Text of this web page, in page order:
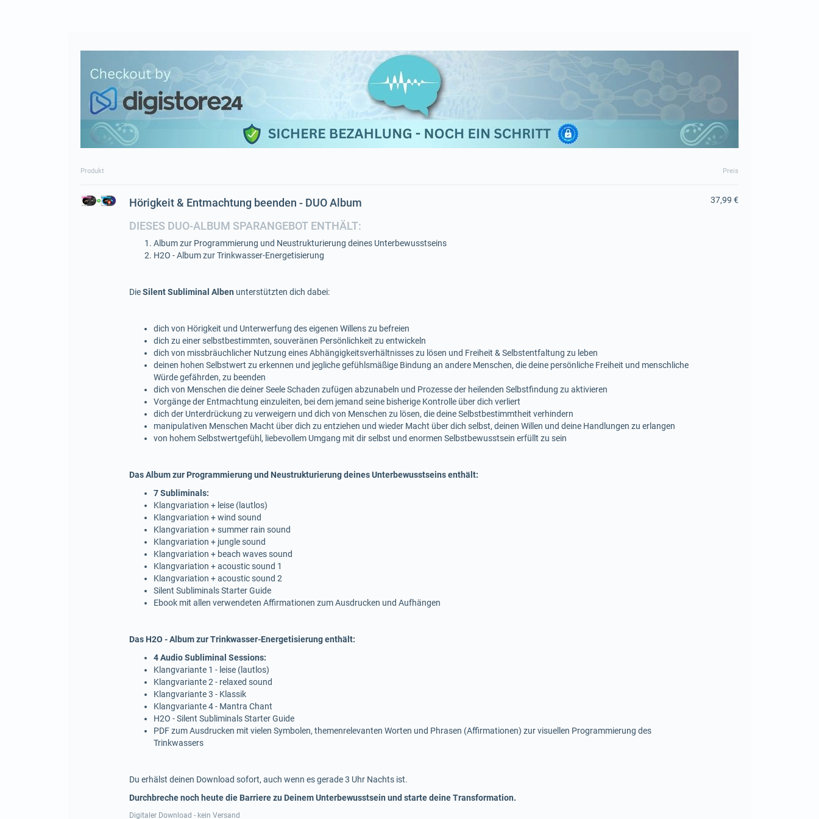
Produkt Preis
Hörigkeit & Entmachtung beenden - DUO Album
DIESES DUO-ALBUM SPARANGEBOT ENTHÄLT:
Album zur Programmierung und Neustrukturierung deines Unterbewusstseins
H2O - Album zur Trinkwasser-Energetisierung
DieSilent Subliminal Alben unterstützten dich dabei:
dich von Hörigkeit und Unterwerfung des eigenen Willens zu befreien
dich zu einer selbstbestimmten, souveränen Persönlichkeit zu entwickeln
dich von missbräuchlicher Nutzung eines Abhängigkeitsverhältnisses zu lösen und Freiheit & Selbstentfaltung zu leben
deinen hohen Selbstwert zu erkennen und jegliche gefühlsmäßige Bindung an andere Menschen, die deine persönliche Freiheit und menschliche
Würde gefährden, zu beenden
dich von Menschen die deiner Seele Schaden zufügen abzunabeln und Prozesse der heilenden Selbstfindung zu aktivieren
Vorgänge der Entmachtung einzuleiten, bei dem jemand seine bisherige Kontrolle über dich verliert
dich der Unterdrückung zu verweigern und dich von Menschen zu lösen, die deine Selbstbestimmtheit verhindern
manipulativen Menschen Macht über dich zu entziehen und wieder Macht über dich selbst, deinen Willen und deine Handlungen zu erlangen
von hohem Selbstwertgefühl, liebevollem Umgang mit dir selbst und enormen Selbstbewusstsein erfüllt zu sein
Das Album zur Programmierung und Neustrukturierung deines Unterbewusstseins enthält:
7 Subliminals:
Klangvariation + leise (lautlos)
Klangvariation + wind sound
Klangvariation + summer rain sound
Klangvariation + jungle sound
Klangvariation + beach waves sound
Klangvariation + acoustic sound 1
Klangvariation + acoustic sound 2
Silent Subliminals Starter Guide
Ebook mit allen verwendeten Affirmationen zum Ausdrucken und Aufhängen
Das H2O - Album zur Trinkwasser-Energetisierung enthält:
4 Audio Subliminal Sessions:
Klangvariante 1 - leise (lautlos)
Klangvariante 2 - relaxed sound
Klangvariante 3 - Klassik
Klangvariante 4 - Mantra Chant
H2O - Silent Subliminals Starter Guide
PDF zum Ausdrucken mit vielen Symbolen, themenrelevanten Worten und Phrasen (Affirmationen) zur visuellen Programmierung des
Trinkwassers
Du erhälst deinen Download sofort, auch wenn es gerade 3 Uhr Nachts ist.
Durchbreche noch heute die Barriere zu Deinem Unterbewusstsein und starte deine Transformation.
Digitaler Download - kein Versand
37,99 €